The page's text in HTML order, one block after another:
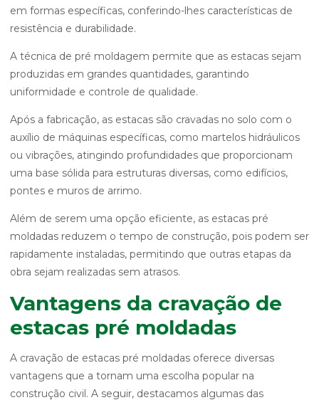
em formas específicas, conferindo-lhes características de
resistência e durabilidade.
A técnica de pré moldagem permite que as estacas sejam
produzidas em grandes quantidades, garantindo
uniformidade e controle de qualidade.
Após a fabricação, as estacas são cravadas no solo com o
auxílio de máquinas específicas, como martelos hidráulicos
ou vibrações, atingindo profundidades que proporcionam
uma base sólida para estruturas diversas, como edifícios,
pontes e muros de arrimo.
Além de serem uma opção eficiente, as estacas pré
moldadas reduzem o tempo de construção, pois podem ser
rapidamente instaladas, permitindo que outras etapas da
obra sejam realizadas sem atrasos.
Vantagens da cravação de
estacas pré moldadas
A cravação de estacas pré moldadas oferece diversas
vantagens que a tornam uma escolha popular na
construção civil. A seguir, destacamos algumas das